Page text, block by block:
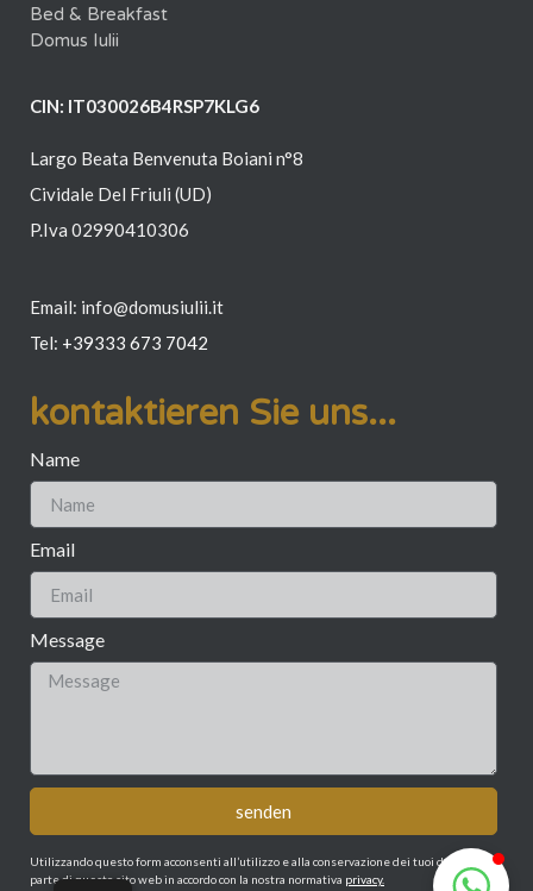
Bed & Breakfast
Domus Iulii
CIN: IT030026B4RSP7KLG6
Largo Beata Benvenuta Boiani n°8
Cividale Del Friuli (UD)
P.Iva 02990410306
Email: info@domusiulii.it
Tel: +39333 673 7042
kontaktieren Sie uns...
Name
Email
Message
senden
Utilizzando questo form acconsenti all’utilizzo e alla conservazione dei tuoi dati da
parte di questo sito web in accordo con la nostra normativa privacy.